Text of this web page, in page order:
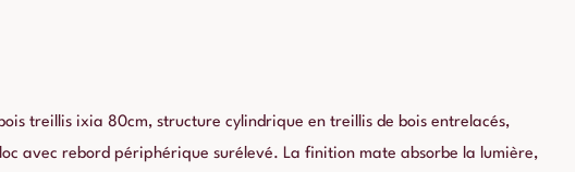
treillis ixia 80cm, structure cylindrique en treillis de bois entrelacés,
avec rebord périphérique surélevé. La finition mate absorbe la lumière,